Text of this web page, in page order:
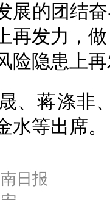
展的团结
再发力，
险隐患上
、蒋涤非
水等出席。
日报